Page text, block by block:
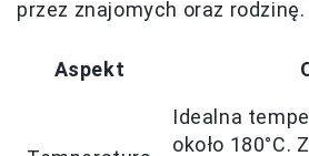
przez znajomych oraz rodzinę.
Aspekt
Idealna
około 180°C.